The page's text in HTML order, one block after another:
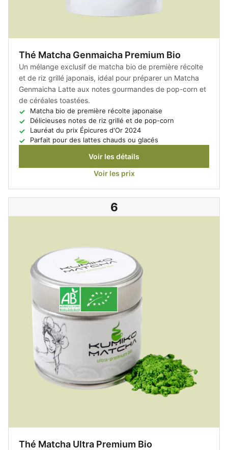
Thé Matcha Genmaicha Premium Bio
Un mélange exclusif de matcha bio de première récolte
et de riz grillé japonais, idéal pour préparer un Matcha
Genmaicha Latte aux notes gourmandes de pop-corn et
de céréales toastées.
Matcha bio de première récolte japonaise
Délicieuses notes de riz grillé et de pop-corn
Lauréat du prix Épicures d'Or 2024
Parfait pour des lattes chauds ou glacés
Voir les détails
Voir les prix
6
Thé Matcha Ultra Premium Bio